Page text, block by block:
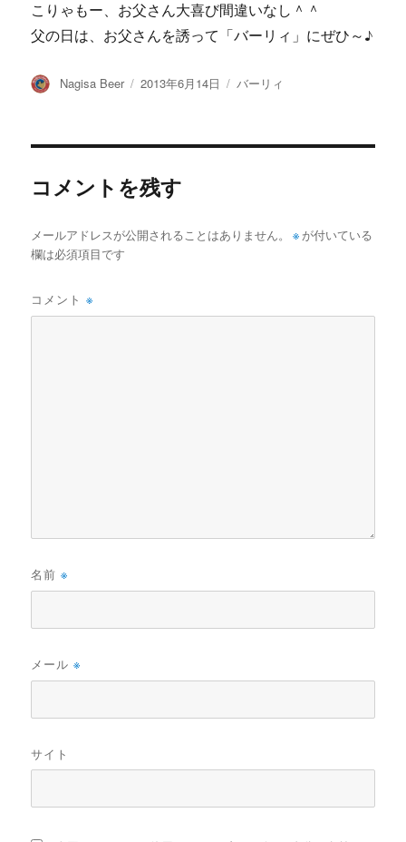
こりゃもー、お父さん大喜び間違いなし＾＾
父の日は、お父さんを誘って「バーリィ」にぜひ～♪
投
Nagisa Beer
投
2013年6月14日
カ
バーリィ
コメントを残す
メールアドレスが公開されることはありません。 ※ が付いている
欄は必須項目です
コメント※
名前※
メール※
サイト